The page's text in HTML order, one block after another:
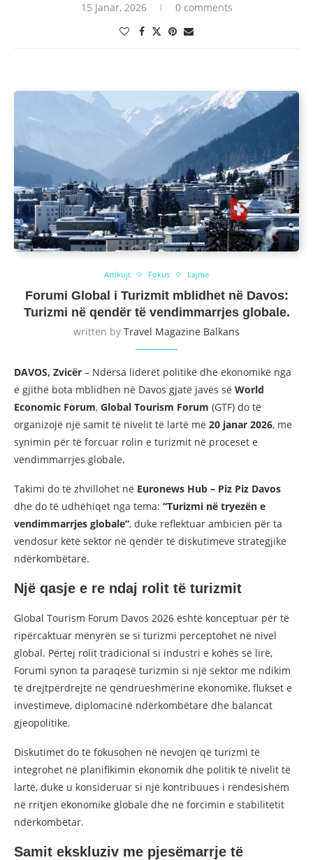
15 Janar, 2026 0 comments
Artikujt Fokus Lajme
Forumi Global i Turizmit mblidhet në Davos:
Turizmi në qendër të vendimmarrjes globale.
written by Travel Magazine Balkans
DAVOS, Zvicër – Ndërsa liderët politikë dhe ekonomikë nga
e gjithë bota mblidhen në Davos gjatë javës së World
Economic Forum, Global Tourism Forum (GTF) do të
organizojë një samit të nivelit të lartë më 20 janar 2026, me
synimin për të forcuar rolin e turizmit në proceset e
vendimmarrjes globale.
Takimi do të zhvillohet në Euronews Hub – Piz Piz Davos
dhe do të udhëhiqet nga tema: “Turizmi në tryezën e
vendimmarrjes globale”, duke reflektuar ambicien për ta
vendosur këtë sektor në qendër të diskutimeve strategjike
ndërkombëtare.
Një qasje e re ndaj rolit të turizmit
Global Tourism Forum Davos 2026 është konceptuar për të
ripërcaktuar mënyrën se si turizmi perceptohet në nivel
global. Përtej rolit tradicional si industri e kohës së lirë,
Forumi synon ta paraqesë turizmin si një sektor me ndikim
të drejtpërdrejtë në qëndrueshmërinë ekonomike, flukset e
investimeve, diplomacinë ndërkombëtare dhe balancat
gjeopolitike.
Diskutimet do të fokusohen në nevojën që turizmi të
integrohet në planifikimin ekonomik dhe politik të nivelit të
lartë, duke u konsideruar si një kontribuues i rëndësishëm
në rritjen ekonomike globale dhe në forcimin e stabilitetit
ndërkombëtar.
Samit ekskluziv me pjesëmarrje të